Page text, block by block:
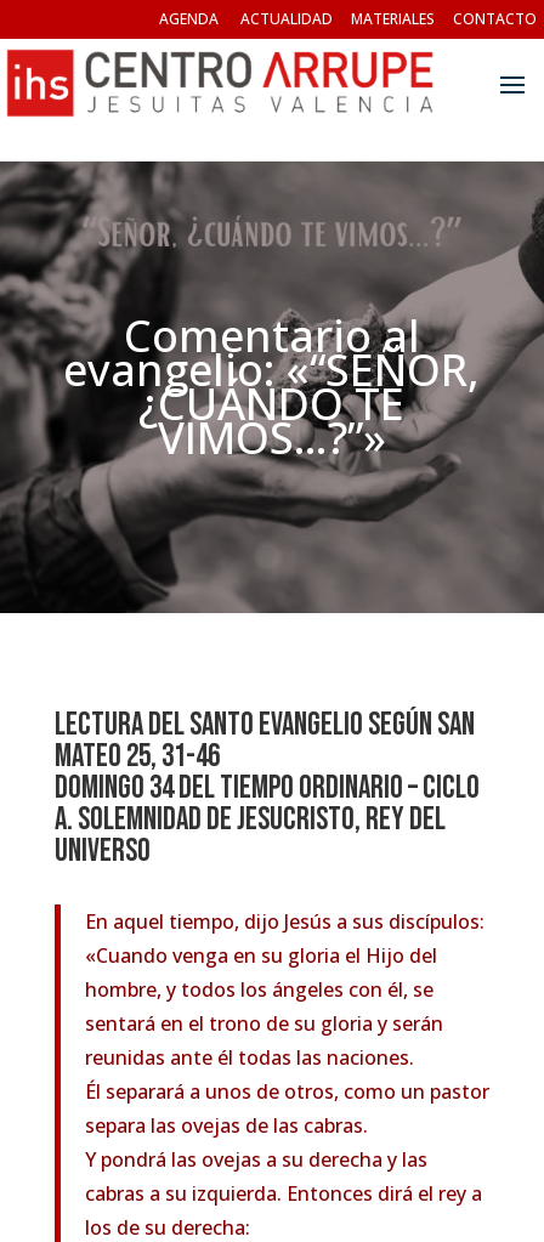
AGENDA ACTUALIDAD MATERIALES CONTACTO
Comentario al
evangelio: «“SEÑOR,
¿CUÁNDO TE
VIMOS…?”»
Lectura del santo evangelio según san
Mateo 25, 31-46
Domingo 34 del Tiempo Ordinario – Ciclo
A. Solemnidad de jesucristo, rey del
universo
En aquel tiempo, dijo Jesús a sus discípulos:
«Cuando venga en su gloria el Hijo del
hombre, y todos los ángeles con él, se
sentará en el trono de su gloria y serán
reunidas ante él todas las naciones.
Él separará a unos de otros, como un pastor
separa las ovejas de las cabras.
Y pondrá las ovejas a su derecha y las
cabras a su izquierda. Entonces dirá el rey a
los de su derecha: